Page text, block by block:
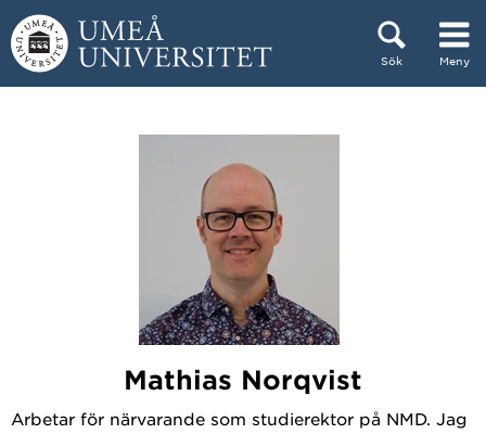
Hoppa direkt till innehållet
Sök Meny
Mathias Norqvist
Arbetar för närvarande som studierektor på NMD. Jag